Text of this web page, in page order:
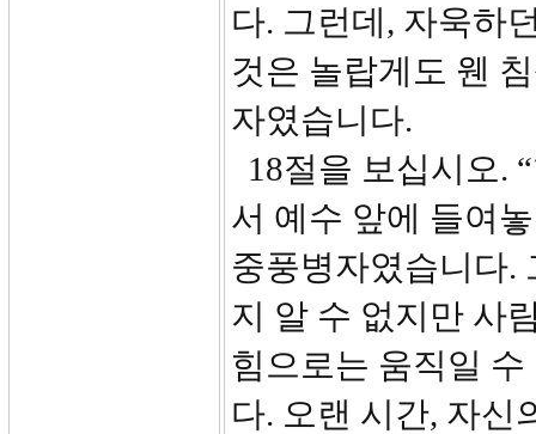
다. 그런데, 자욱하
것은 놀랍게도 웬
자였습니다.
18절을 보십시오.
서 예수 앞에 들여
중풍병자였습니다.
지 알 수 없지만 사
힘으로는 움직일
다. 오랜 시간, 자신